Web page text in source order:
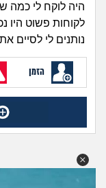
היה לוקח לי כמה
לקוחות פשוט היו
נותנים לי לסיים
הזמן